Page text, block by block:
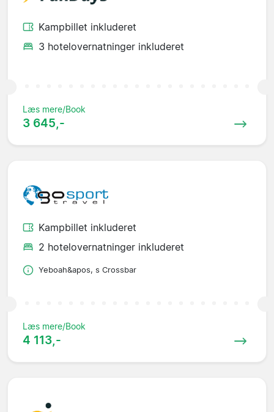
Kampbillet inkluderet
3 hotelovernatninger inkluderet
Læs mere/Book
3 645,-
Kampbillet inkluderet
2 hotelovernatninger inkluderet
Yeboah&apos, s Crossbar
Læs mere/Book
4 113,-